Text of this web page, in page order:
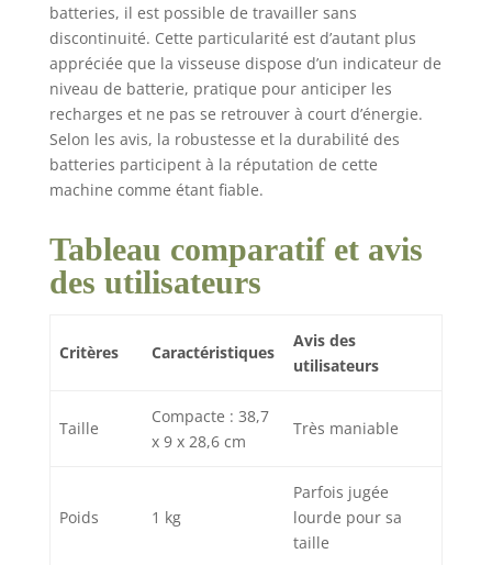
batteries, il est possible de travailler sans
discontinuité. Cette particularité est d’autant plus
appréciée que la visseuse dispose d’un indicateur de
niveau de batterie, pratique pour anticiper les
recharges et ne pas se retrouver à court d’énergie.
Selon les avis, la robustesse et la durabilité des
batteries participent à la réputation de cette
machine comme étant fiable.
Tableau comparatif et avis
des utilisateurs
Critères Caractéristiques
Avis des
utilisateurs
Taille
Compacte : 38,7
x 9 x 28,6 cm
Très maniable
Poids 1 kg
Parfois jugée
lourde pour sa
taille